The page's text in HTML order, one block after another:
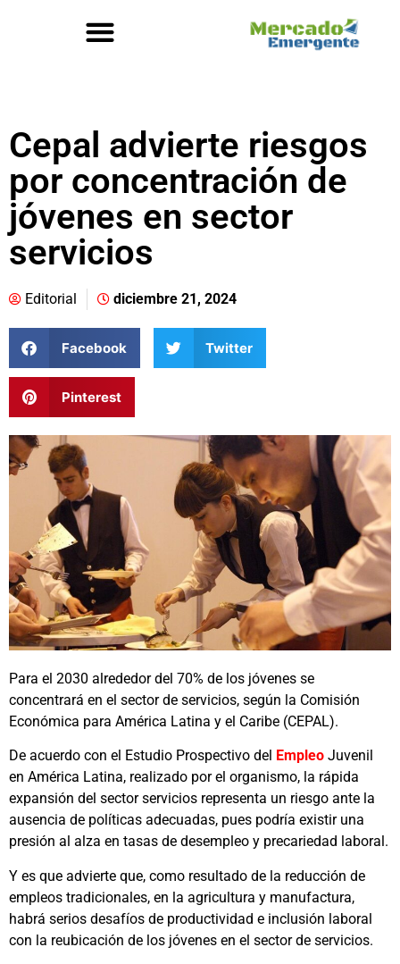
Cepal advierte riesgos
por concentración de
jóvenes en sector
servicios
Editorial diciembre 21, 2024
Facebook Twitter
Pinterest
Para el 2030 alrededor del 70% de los jóvenes se
concentrará en el sector de servicios, según la Comisión
Económica para América Latina y el Caribe (CEPAL).
De acuerdo con el Estudio Prospectivo del Empleo Juvenil
en América Latina, realizado por el organismo, la rápida
expansión del sector servicios representa un riesgo ante la
ausencia de políticas adecuadas, pues podría existir una
presión al alza en tasas de desempleo y precariedad laboral.
Y es que advierte que, como resultado de la reducción de
empleos tradicionales, en la agricultura y manufactura,
habrá serios desafíos de productividad e inclusión laboral
con la reubicación de los jóvenes en el sector de servicios.